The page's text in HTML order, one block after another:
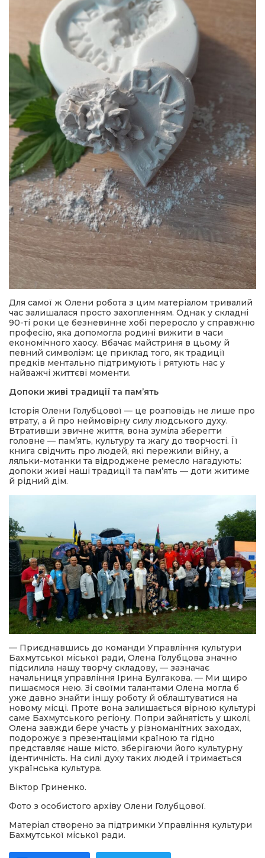
Для самої ж Олени робота з цим матеріалом тривалий
час залишалася просто захопленням. Однак у складні
90-ті роки це безневинне хобі переросло у справжню
професію, яка допомогла родині вижити в часи
економічного хаосу. Вбачає майстриня в цьому й
певний символізм: це приклад того, як традиції
предків ментально підтримують і рятують нас у
найважчі життєві моменти.
Допоки живі традиції та пам’ять
Історія Олени Голубцової — це розповідь не лише про
втрату, а й про неймовірну силу людського духу.
Втративши звичне життя, вона зуміла зберегти
головне — пам’ять, культуру та жагу до творчості. Її
книга свідчить про людей, які пережили війну, а
ляльки-мотанки та відроджене ремесло нагадують:
допоки живі наші традиції та пам’ять — доти житиме
й рідний дім.
— Приєднавшись до команди Управління культури
Бахмутської міської ради, Олена Голубцова значно
підсилила нашу творчу складову, — зазначає
начальниця управління Ірина Булгакова. — Ми щиро
пишаємося нею. Зі своїми талантами Олена могла б
уже давно знайти іншу роботу й облаштуватися на
новому місці. Проте вона залишається вірною культурі
саме Бахмутського регіону. Попри зайнятість у школі,
Олена завжди бере участь у різноманітних заходах,
подорожує з презентаціями країною та гідно
представляє наше місто, зберігаючи його культурну
ідентичність. На силі духу таких людей і тримається
українська культура.
Віктор Гриненко.
Фото з особистого архіву Олени Голубцової.
Матеріал створено за підтримки Управління культури
Бахмутської міської ради.